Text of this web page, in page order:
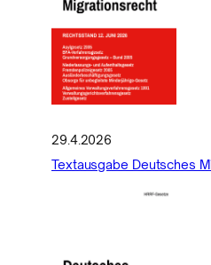
29.4.2026
Textausgabe Deutsches